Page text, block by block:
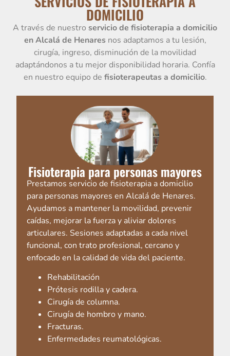
DOMICILIO
A través de nuestro servicio de fisioterapia a domicilio
en Alcalá de Henares nos adaptamos a tu lesión,
cirugía, ingreso, disminución de la movilidad
adaptándonos a tu mejor disponibilidad horaria. Confía
en nuestro equipo de fisioterapeutas a domicilio.
Fisioterapia para personas mayores
Prestamos servicio de fisioterapia a domicilio
para personas mayores en Alcalá de Henares.
Ayudamos a mantener la movilidad, prevenir
caídas, mejorar la fuerza y aliviar dolores
articulares. Sesiones adaptadas a cada nivel
funcional, con trato profesional, cercano y
enfocado en la calidad de vida del paciente.
Rehabilitación
Prótesis rodilla y cadera.
Cirugía de columna.
Cirugía de hombro y mano.
Fracturas.
Enfermedades reumatológicas.